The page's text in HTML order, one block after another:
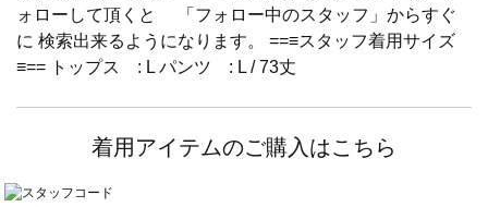
ォローして頂くと 「フォロー中のスタッフ」からすぐ
に 検索出来るようになります。 ==≡スタッフ着用サイズ
≡== トップス : L パンツ : L / 73丈
着用アイテムのご購入はこちら